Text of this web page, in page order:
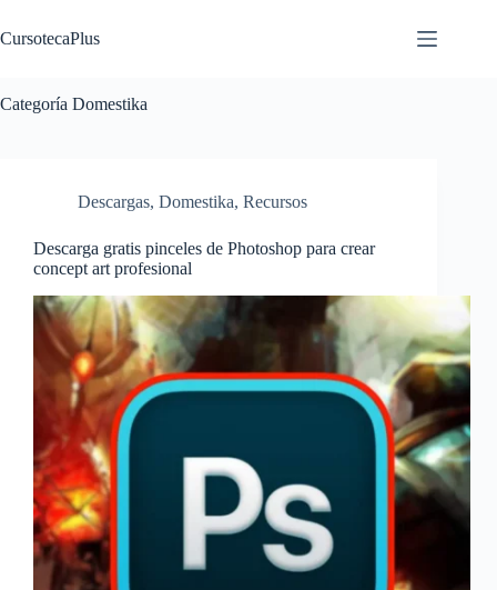
al
contenido
CursotecaPlus
Categoría Domestika
Descargas, Domestika, Recursos
Descarga gratis pinceles de Photoshop para crear
concept art profesional